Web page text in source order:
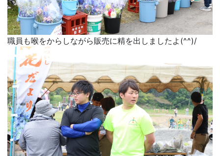
職員も喉をからしながら販売に精を出しましたよ(^^)/